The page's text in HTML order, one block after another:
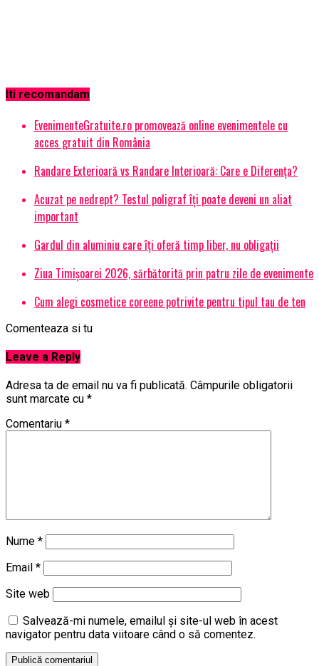
Iti recomandam
EvenimenteGratuite.ro promovează online evenimentele cu
acces gratuit din România
Randare Exterioară vs Randare Interioară: Care e Diferența?
Acuzat pe nedrept? Testul poligraf îţi poate deveni un aliat
important
Gardul din aluminiu care îți oferă timp liber, nu obligații
Ziua Timișoarei 2026, sărbătorită prin patru zile de evenimente
Cum alegi cosmetice coreene potrivite pentru tipul tau de ten
Comenteaza si tu
Leave a Reply
Adresa ta de email nu va fi publicată. Câmpurile obligatorii
sunt marcate cu *
Comentariu *
Nume *
Email *
Site web
Salvează-mi numele, emailul și site-ul web în acest
navigator pentru data viitoare când o să comentez.